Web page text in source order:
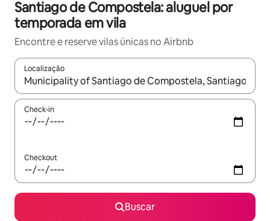
Santiago de Compostela: aluguel por
temporada em vila
Encontre e reserve vilas únicas no Airbnb
Localização
Quando os resultados estiverem disponíveis, explore-os
Check-in
Checkout
Buscar